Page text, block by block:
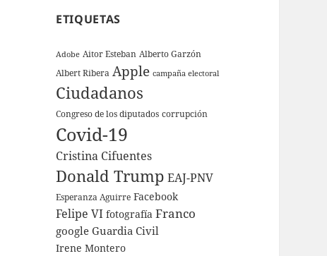
ETIQUETAS
Adobe Aitor Esteban Alberto Garzón
Albert Ribera Apple campaña electoral
Ciudadanos
Congreso de los diputados corrupción
Covid-19
Cristina Cifuentes
Donald Trump EAJ-PNV
Esperanza Aguirre Facebook
Felipe VI fotografía Franco
google Guardia Civil
Irene Montero